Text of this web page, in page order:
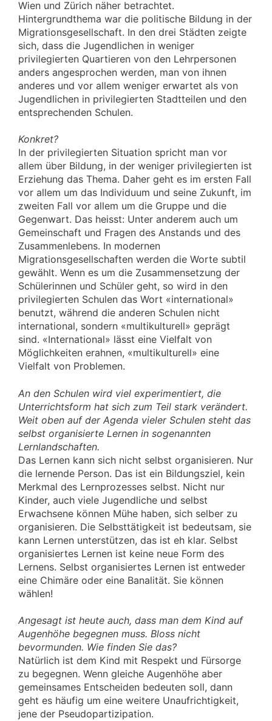
Wien und Zürich näher betrachtet.
Hintergrundthema war die politische Bildung in der
Migrationsgesellschaft. In den drei Städten zeigte
sich, dass die Jugendlichen in weniger
privilegierten Quartieren von den Lehrpersonen
anders angesprochen werden, man von ihnen
anderes und vor allem weniger erwartet als von
Jugendlichen in privilegierten Stadtteilen und den
entsprechenden Schulen.
Konkret?
In der privilegierten Situation spricht man vor
allem über Bildung, in der weniger privilegierten ist
Erziehung das Thema. Daher geht es im ersten Fall
vor allem um das Individuum und seine Zukunft, im
zweiten Fall vor allem um die Gruppe und die
Gegenwart. Das heisst: Unter anderem auch um
Gemeinschaft und Fragen des Anstands und des
Zusammenlebens. In modernen
Migrationsgesellschaften werden die Worte subtil
gewählt. Wenn es um die Zusammensetzung der
Schülerinnen und Schüler geht, so wird in den
privilegierten Schulen das Wort «international»
benutzt, während die anderen Schulen nicht
international, sondern «multikulturell» geprägt
sind. «International» lässt eine Vielfalt von
Möglichkeiten erahnen, «multikulturell» eine
Vielfalt von Problemen.
An den Schulen wird viel experimentiert, die
Unterrichtsform hat sich zum Teil stark verändert.
Weit oben auf der Agenda vieler Schulen steht das
selbst organisierte Lernen in sogenannten
Lernlandschaften.
Das Lernen kann sich nicht selbst organisieren. Nur
die lernende Person. Das ist ein Bildungsziel, kein
Merkmal des Lernprozesses selbst. Nicht nur
Kinder, auch viele Jugendliche und selbst
Erwachsene können Mühe haben, sich selber zu
organisieren. Die Selbsttätigkeit ist bedeutsam, sie
kann Lernen unterstützen, das ist eh klar. Selbst
organisiertes Lernen ist keine neue Form des
Lernens. Selbst organisiertes Lernen ist entweder
eine Chimäre oder eine Banalität. Sie können
wählen!
Angesagt ist heute auch, dass man dem Kind auf
Augenhöhe begegnen muss. Bloss nicht
bevormunden. Wie finden Sie das?
Natürlich ist dem Kind mit Respekt und Fürsorge
zu begegnen. Wenn gleiche Augenhöhe aber
gemeinsames Entscheiden bedeuten soll, dann
geht es häufig um eine weitere Unaufrichtigkeit,
jene der Pseudopartizipation.